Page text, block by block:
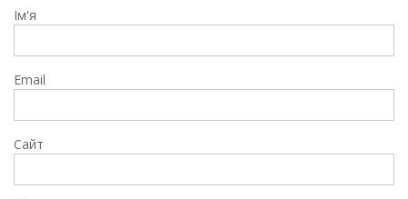
Ім'я
Email
Сайт